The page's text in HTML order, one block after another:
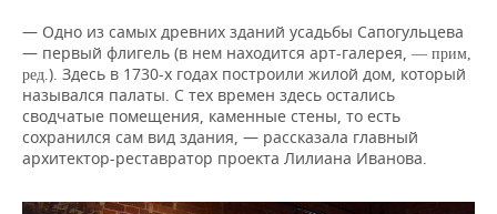
— Одно из самых древних зданий усадьбы Сапогульцева
— первый флигель (в нем находится арт-галерея, — прим,
ред.). Здесь в 1730-х годах построили жилой дом, который
назывался палаты. С тех времен здесь остались
сводчатые помещения, каменные стены, то есть
сохранился сам вид здания, — рассказала главный
архитектор-реставратор проекта Лилиана Иванова.